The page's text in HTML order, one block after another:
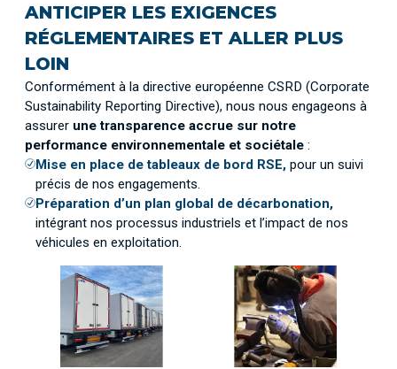
ANTICIPER LES EXIGENCES
RÉGLEMENTAIRES ET ALLER PLUS
LOIN
Conformément à la directive européenne CSRD (Corporate
Sustainability Reporting Directive), nous nous engageons à
assurer une transparence accrue sur notre
performance environnementale et sociétale :
Mise en place de tableaux de bord RSE, pour un suivi
précis de nos engagements.
Préparation d’un plan global de décarbonation,
intégrant nos processus industriels et l’impact de nos
véhicules en exploitation.